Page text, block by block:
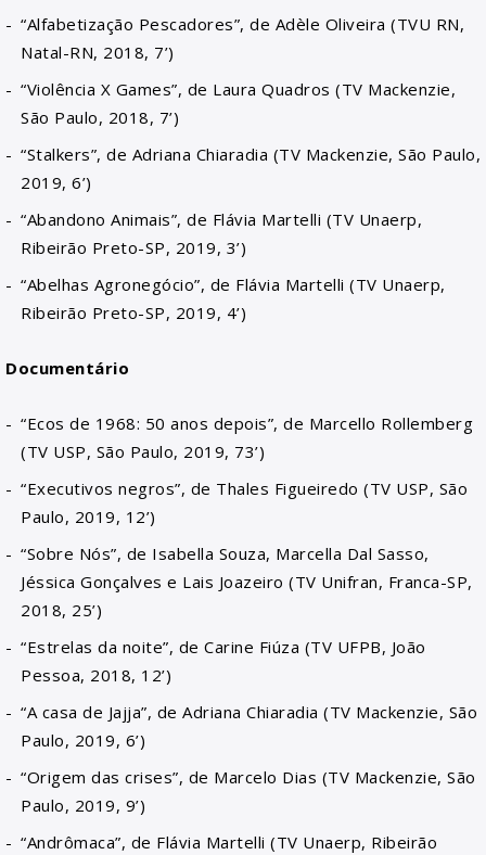
“Alfabetização Pescadores”, de Adèle Oliveira (TVU RN,
Natal-RN, 2018, 7’)
“Violência X Games”, de Laura Quadros (TV Mackenzie,
São Paulo, 2018, 7’)
“Stalkers”, de Adriana Chiaradia (TV Mackenzie, São Paulo,
2019, 6’)
“Abandono Animais”, de Flávia Martelli (TV Unaerp,
Ribeirão Preto-SP, 2019, 3’)
“Abelhas Agronegócio”, de Flávia Martelli (TV Unaerp,
Ribeirão Preto-SP, 2019, 4’)
Documentário
“Ecos de 1968: 50 anos depois”, de Marcello Rollemberg
(TV USP, São Paulo, 2019, 73’)
“Executivos negros”, de Thales Figueiredo (TV USP, São
Paulo, 2019, 12’)
“Sobre Nós”, de Isabella Souza, Marcella Dal Sasso,
Jéssica Gonçalves e Lais Joazeiro (TV Unifran, Franca-SP,
2018, 25’)
“Estrelas da noite”, de Carine Fiúza (TV UFPB, João
Pessoa, 2018, 12’)
“A casa de Jajja”, de Adriana Chiaradia (TV Mackenzie, São
Paulo, 2019, 6’)
“Origem das crises”, de Marcelo Dias (TV Mackenzie, São
Paulo, 2019, 9’)
“Andrômaca”, de Flávia Martelli (TV Unaerp, Ribeirão